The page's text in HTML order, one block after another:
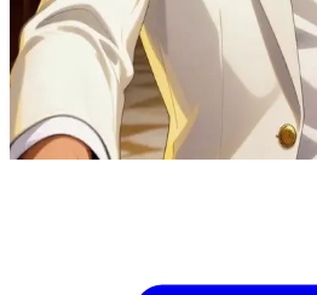
ويند.. زعيم المافيا ذو القلب الذهبي
الشاب الطموح لعصابة "باسيوني"،
المنظمة من أجل تحقيق العدالة
Show more